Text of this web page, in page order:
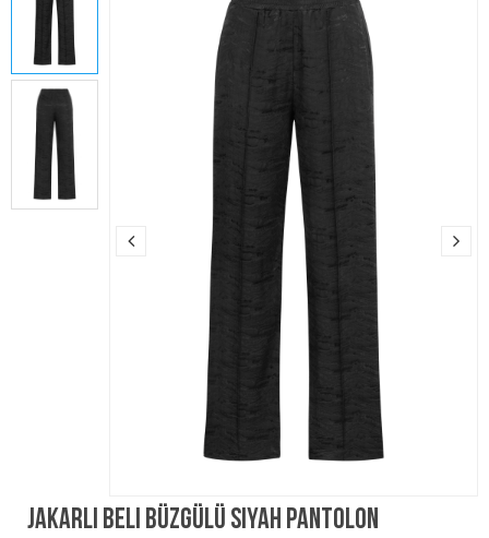
Jakarlı Beli Büzgülü Siyah Pantolon